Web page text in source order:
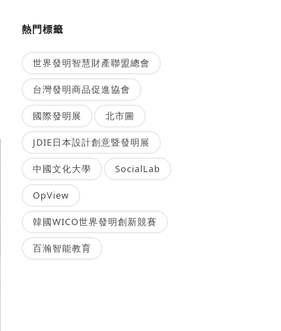
熱門標籤
世界發明智慧財產聯盟總會
台灣發明商品促進協會
國際發明展 北市圖
JDIE日本設計創意暨發明展
中國文化大學 SocialLab
OpView
韓國WICO世界發明創新競賽
百瀚智能教育